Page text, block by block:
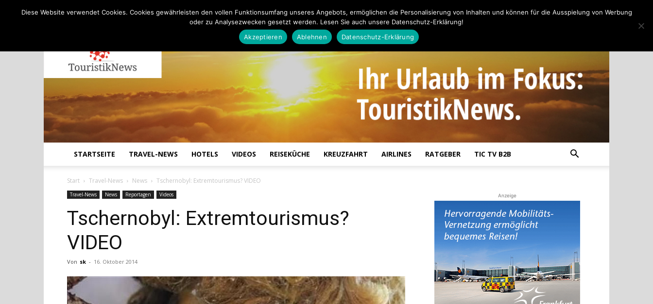
Touristiknews
STARTSEITE TRAVEL-NEWS HOTELS VIDEOS REISEKÜCHE KREUZFAHRT AIRLINES RATGEBER TIC TV B2B
Start Travel-News News Tschernobyl: Extremtourismus? VIDEO
Travel-News News Reportagen Videos
Tschernobyl: Extremtourismus?
VIDEO
Von sk - 16. Oktober 2014
Anzeige
Diese Website verwendet Cookies. Cookies gewährleisten den vollen Funktionsumfang unseres Angebots, ermöglichen die Personalisierung von Inhalten und können für die Ausspielung von Werbung
oder zu Analysezwecken gesetzt werden. Lesen Sie auch unsere Datenschutz-Erklärung!
Akzeptieren
Ablehnen Datenschutz-Erklärung